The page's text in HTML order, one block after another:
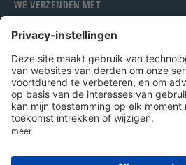
WE VERZENDEN MET
Bohle Benelux BV 2026